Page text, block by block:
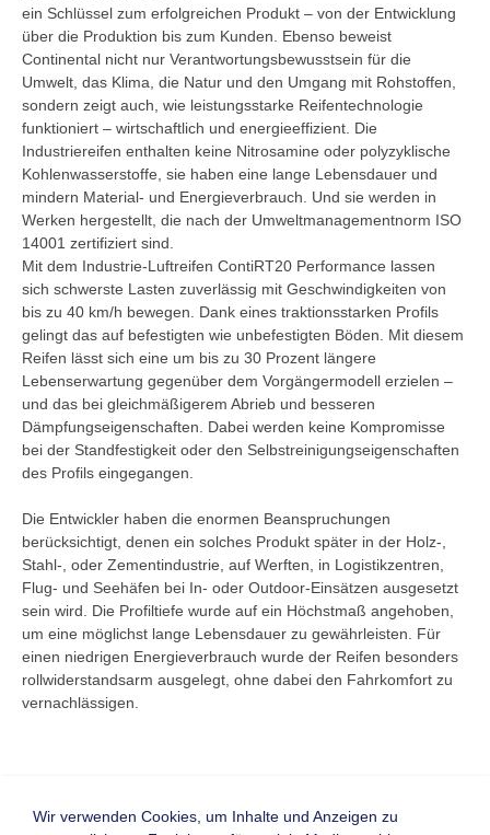
ein Schlüssel zum erfolgreichen Produkt – von der Entwicklung
über die Produktion bis zum Kunden. Ebenso beweist
Continental nicht nur Verantwortungsbewusstsein für die
Umwelt, das Klima, die Natur und den Umgang mit Rohstoffen,
sondern zeigt auch, wie leistungsstarke Reifentechnologie
funktioniert – wirtschaftlich und energieeffizient. Die
Industriereifen enthalten keine Nitrosamine oder polyzyklische
Kohlenwasserstoffe, sie haben eine lange Lebensdauer und
mindern Material- und Energieverbrauch. Und sie werden in
Werken hergestellt, die nach der Umweltmanagementnorm ISO
14001 zertifiziert sind.
Mit dem Industrie-Luftreifen ContiRT20 Performance lassen
sich schwerste Lasten zuverlässig mit Geschwindigkeiten von
bis zu 40 km/h bewegen. Dank eines traktionsstarken Profils
gelingt das auf befestigten wie unbefestigten Böden. Mit diesem
Reifen lässt sich eine um bis zu 30 Prozent längere
Lebenserwartung gegenüber dem Vorgängermodell erzielen –
und das bei gleichmäßigerem Abrieb und besseren
Dämpfungseigenschaften. Dabei werden keine Kompromisse
bei der Standfestigkeit oder den Selbstreinigungseigenschaften
des Profils eingegangen.
Die Entwickler haben die enormen Beanspruchungen
berücksichtigt, denen ein solches Produkt später in der Holz-,
Stahl-, oder Zementindustrie, auf Werften, in Logistikzentren,
Flug- und Seehäfen bei In- oder Outdoor-Einsätzen ausgesetzt
sein wird. Die Profiltiefe wurde auf ein Höchstmaß angehoben,
um eine möglichst lange Lebensdauer zu gewährleisten. Für
einen niedrigen Energieverbrauch wurde der Reifen besonders
rollwiderstandsarm ausgelegt, ohne dabei den Fahrkomfort zu
vernachlässigen.
Wir verwenden Cookies, um Inhalte und Anzeigen zu